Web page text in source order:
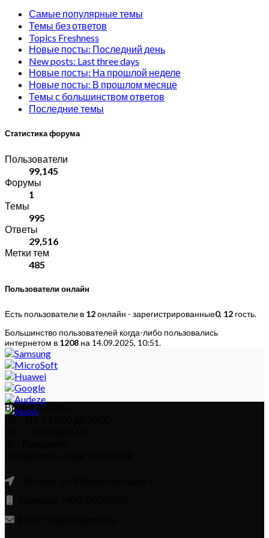
Самые популярные темы
Темы без ответов
Topics Freshness
Новые посты: Последний день
New posts: Last three days
Новые посты: На прошлой неделе
Новые посты: В прошлом месяце
Темы с большинством ответов
Последние темы
Статистика форума
Пользователи
99,145
Форумы
1
Темы
995
Ответы
29,516
Метки тем
485
Пользователи онлайн
Есть пользователи в 12онлайн - зарегистрированные0, 12 гость.
Большинство пользователей когда-либо пользовались
интернетом в 1208 на 14.09.2025, 10:51.
Время работы:
Пн – Пт: с 10:00 до 20:00